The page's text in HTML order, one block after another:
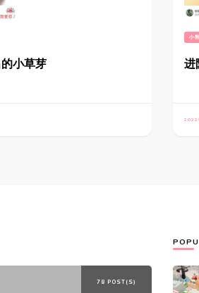
的小草芽
小
进
2022
78 POST(S)